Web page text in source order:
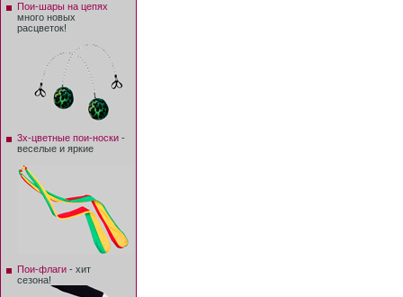
Пои-шары на цепях
много новых
расцветок!
3х-цветные пои-носки -
веселые и яркие
Пои-флаги - хит
сезона!